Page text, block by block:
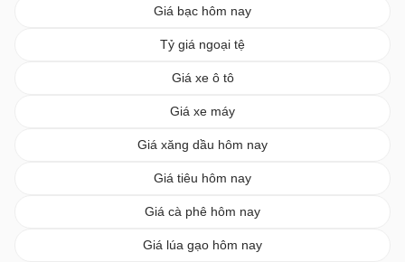
Giá bạc hôm nay
Tỷ giá ngoại tệ
Giá xe ô tô
Giá xe máy
Giá xăng dầu hôm nay
Giá tiêu hôm nay
Giá cà phê hôm nay
Giá lúa gạo hôm nay